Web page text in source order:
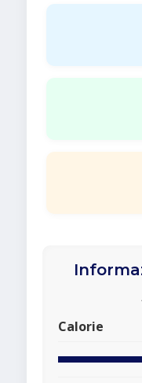
Calorie